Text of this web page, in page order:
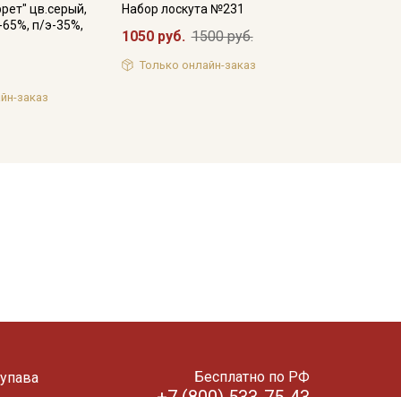
цв.серый,
п/э-35%,
заказ
Набор лоскута №231
1050 руб. 1500 руб.
Только онлайн-заказ
Бесплатно по РФ